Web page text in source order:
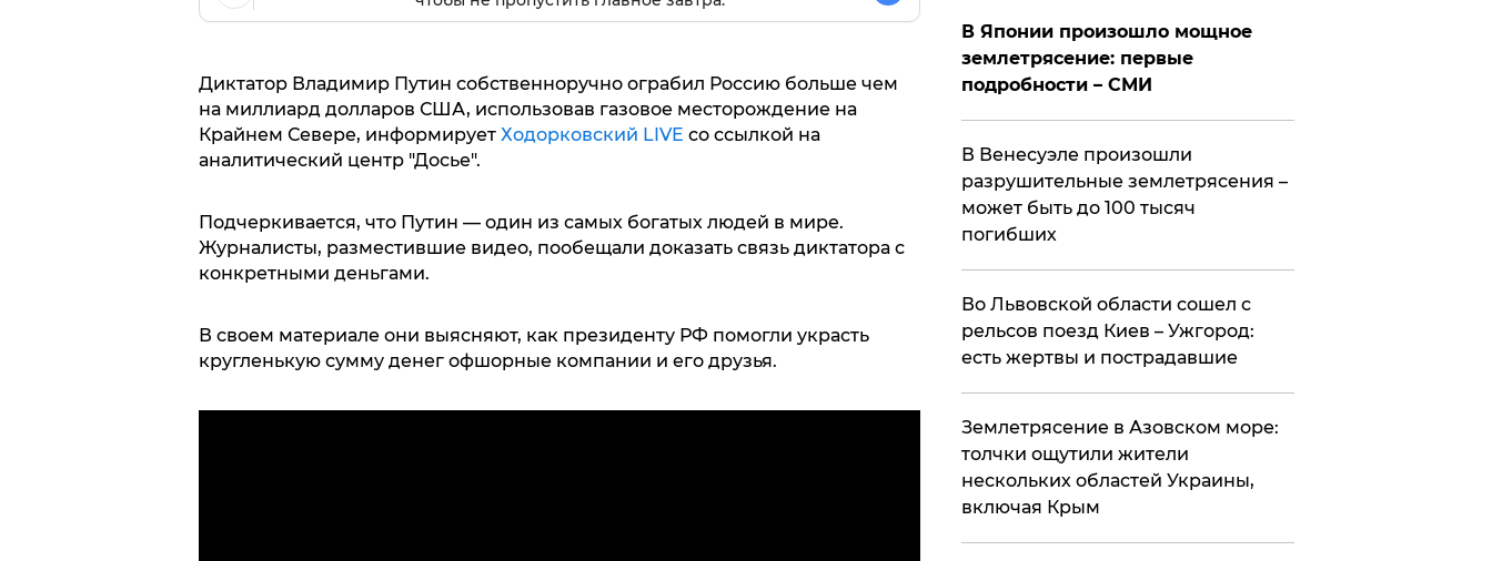
Диктатор Владимир Путин собственноручно ограбил Россию больше чем
на миллиард долларов США, использовав газовое месторождение на
Крайнем Севере, информирует Ходорковский LIVE со ссылкой на
аналитический центр "Досье".
Подчеркивается, что Путин — один из самых богатых людей в мире.
Журналисты, разместившие видео, пообещали доказать связь диктатора с
конкретными деньгами.
В своем материале они выясняют, как президенту РФ помогли украсть
кругленькую сумму денег офшорные компании и его друзья.
В Японии произошло мощное
землетрясение: первые
подробности – СМИ
В Венесуэле произошли
разрушительные землетрясения –
может быть до 100 тысяч
погибших
Во Львовской области сошел с
рельсов поезд Киев – Ужгород:
есть жертвы и пострадавшие
Землетрясение в Азовском море:
толчки ощутили жители
нескольких областей Украины,
включая Крым